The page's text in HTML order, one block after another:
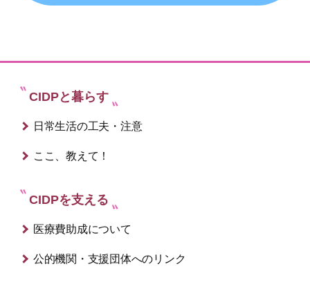
CIDPと暮らす
日常生活の工夫・注意
ここ、教えて！
CIDPを支える
医療費助成について
公的機関・支援団体へのリンク